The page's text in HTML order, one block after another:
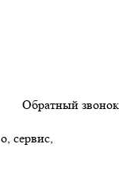
Обратный звонок
сервис,